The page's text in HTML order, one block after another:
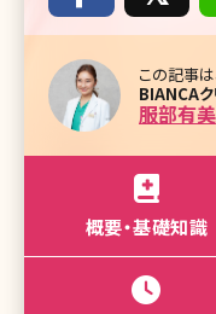
この記事は
BIANCA
服部有美
概要・基礎知識